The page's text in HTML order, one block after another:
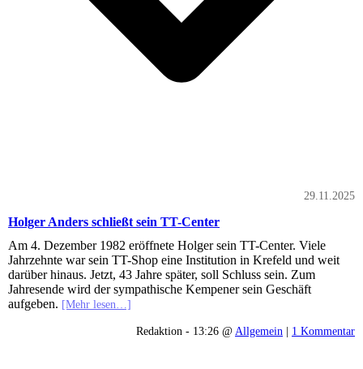
29.11.2025
Holger Anders schließt sein TT-Center
Am 4. Dezember 1982 eröffnete Holger sein TT-Center. Viele
Jahrzehnte war sein TT-Shop eine Institution in Krefeld und weit
darüber hinaus. Jetzt, 43 Jahre später, soll Schluss sein. Zum
Jahresende wird der sympathische Kempener sein Geschäft
aufgeben. [Mehr lesen…]
Redaktion - 13:26 @ Allgemein | 1 Kommentar